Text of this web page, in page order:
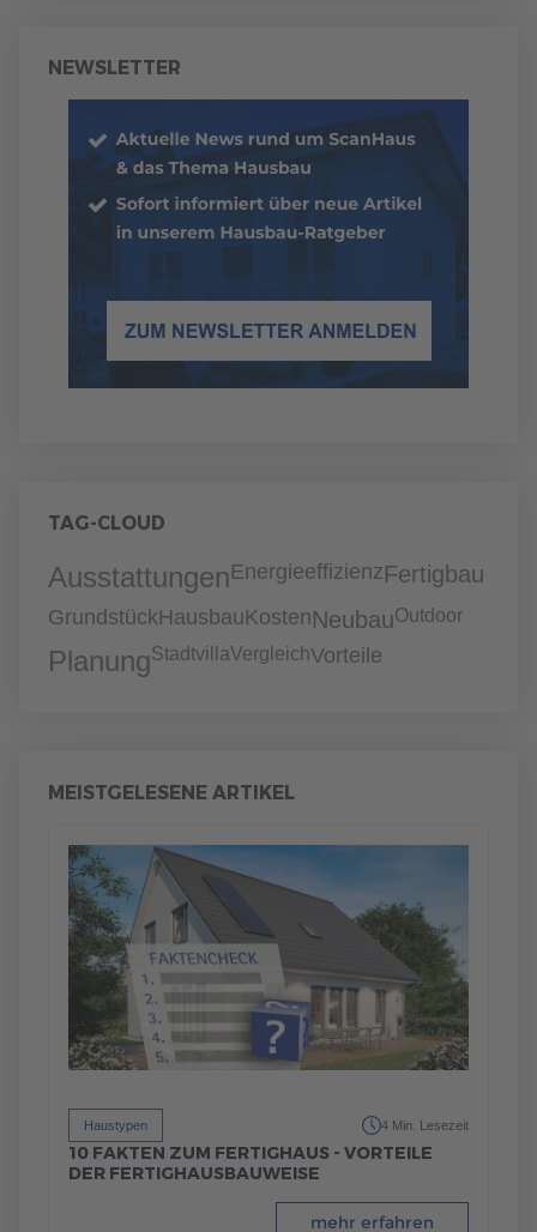
NEWSLETTER
TAG-CLOUD
AusstattungenEnergieeffizienzFertigbau
GrundstückHausbauKostenNeubauOutdoor
PlanungStadtvillaVergleichVorteile
MEISTGELESENE ARTIKEL
Haustypen 4 Min. Lesezeit
10 FAKTEN ZUM FERTIGHAUS - VORTEILE
DER FERTIGHAUSBAUWEISE
mehr erfahren